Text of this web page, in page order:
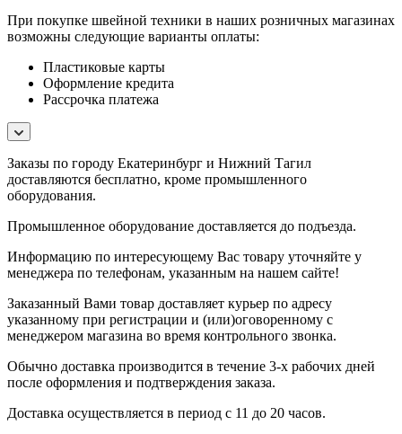
При покупке швейной техники в наших розничных магазинах
возможны следующие варианты оплаты:
Пластиковые карты
Оформление кредита
Рассрочка платежа
Заказы по городу Екатеринбург и Нижний Тагил
доставляются бесплатно, кроме промышленного
оборудования.
Промышленное оборудование доставляется до подъезда.
Информацию по интересующему Вас товару уточняйте у
менеджера по телефонам, указанным на нашем сайте!
Заказанный Вами товар доставляет курьер по адресу
указанному при регистрации и (или)оговоренному с
менеджером магазина во время контрольного звонка.
Обычно доставка производится в течение 3-х рабочих дней
после оформления и подтверждения заказа.
Доставка осуществляется в период с 11 до 20 часов.